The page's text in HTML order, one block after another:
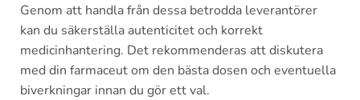
Genom att handla från dessa betrodda leverantörer
kan du säkerställa autenticitet och korrekt
medicinhantering. Det rekommenderas att diskutera
med din farmaceut om den bästa dosen och eventuella
biverkningar innan du gör ett val.